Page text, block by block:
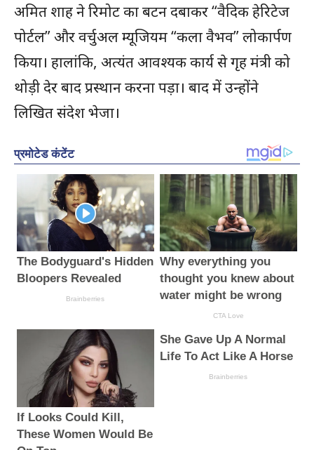
अमित शाह ने रिमोट का बटन दबाकर “वैदिक हेरिटेज
पोर्टल” और वर्चुअल म्यूजियम “कला वैभव” लोकार्पण
किया। हालांकि, अत्यंत आवश्यक कार्य से गृह मंत्री को
थोड़ी देर बाद प्रस्थान करना पड़ा। बाद में उन्होंने
लिखित संदेश भेजा।